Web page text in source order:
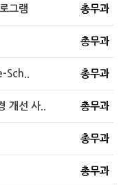
그램 총무과
총무과
총무과
개선 사.. 총무과
총무과
총무과